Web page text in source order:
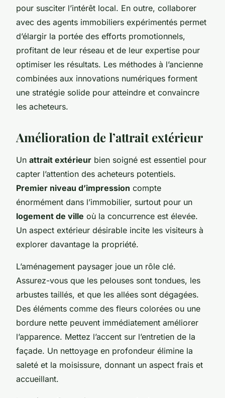
pour susciter l’intérêt local. En outre, collaborer
avec des agents immobiliers expérimentés permet
d’élargir la portée des efforts promotionnels,
profitant de leur réseau et de leur expertise pour
optimiser les résultats. Les méthodes à l’ancienne
combinées aux innovations numériques forment
une stratégie solide pour atteindre et convaincre
les acheteurs.
Amélioration de l’attrait extérieur
Un attrait extérieur bien soigné est essentiel pour
capter l’attention des acheteurs potentiels.
Premier niveau d’impression compte
énormément dans l’immobilier, surtout pour un
logement de ville où la concurrence est élevée.
Un aspect extérieur désirable incite les visiteurs à
explorer davantage la propriété.
L’aménagement paysager joue un rôle clé.
Assurez-vous que les pelouses sont tondues, les
arbustes taillés, et que les allées sont dégagées.
Des éléments comme des fleurs colorées ou une
bordure nette peuvent immédiatement améliorer
l’apparence. Mettez l’accent sur l’entretien de la
façade. Un nettoyage en profondeur élimine la
saleté et la moisissure, donnant un aspect frais et
accueillant.